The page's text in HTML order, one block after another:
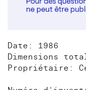
Date: 1986
Dimensions
Propriétaire: